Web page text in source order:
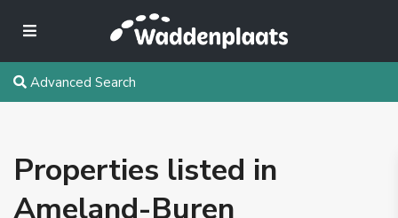
Advanced Search
Properties listed in
Ameland-Buren